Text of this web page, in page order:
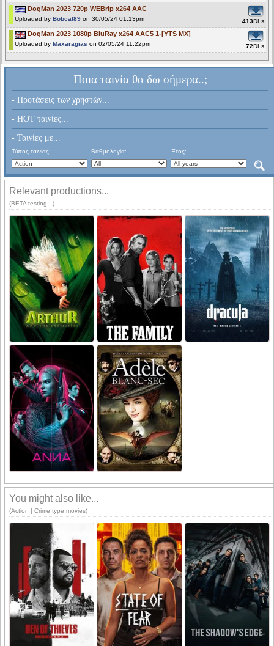
DogMan 2023 720p WEBrip x264 AAC
Uploaded by Bobcat89 on 30/05/24 01:13pm 413DLs
DogMan 2023 1080p BluRay x264 AAC5 1-[YTS MX]
Uploaded by Maxaragias on 02/05/24 11:22pm 72DLs
Ποια ταινία θα δω σήμερα..;
- Προτάσεις των χρηστών...
- HOT ταινίες...
- Ταινίες με...
Τύπος ταινίας: Βαθμολογία: Έτος:
Relevant productions...
(BETA testing...)
You might also like...
(Action | Crime type movies)